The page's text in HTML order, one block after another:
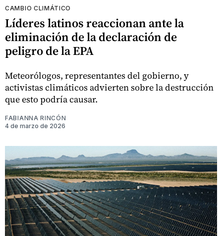
CAMBIO CLIMÁTICO
Líderes latinos reaccionan ante la
eliminación de la declaración de
peligro de la EPA
Meteorólogos, representantes del gobierno, y
activistas climáticos advierten sobre la destrucción
que esto podría causar.
FABIANNA RINCÓN
4 de marzo de 2026